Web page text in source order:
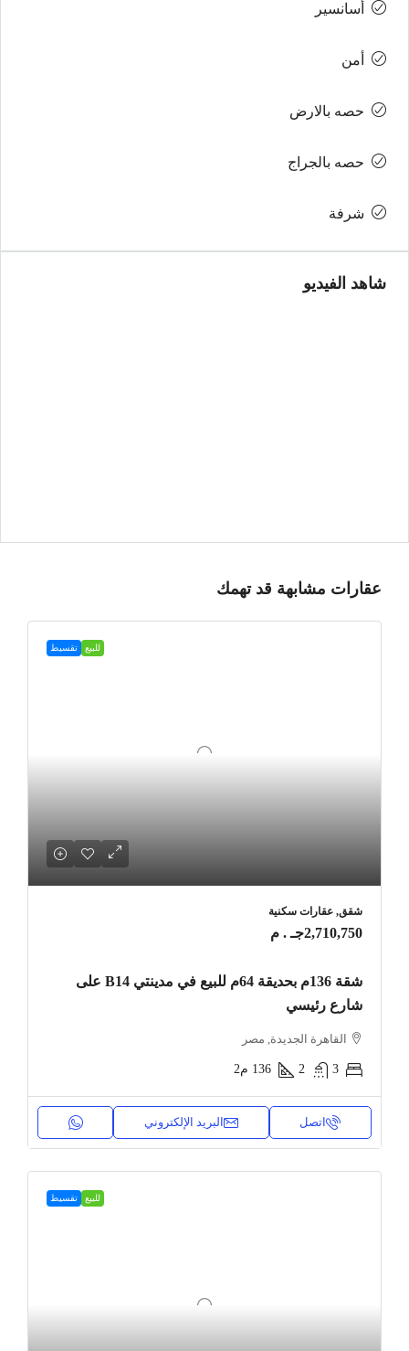
أسانسير
أمن
حصه بالارض
حصه بالجراج
شرفة
شاهد الفيديو
عقارات مشابهة قد تهمك
للبيع تقسيط
شقق, عقارات سكنية
2,710,750جـ . م
شقة 136م بحديقة 64م للبيع في مدينتي B14 على
شارع رئيسي
القاهرة الجديدة, مصر
3
2
136 م2
اتصل البريد الإلكتروني
للبيع تقسيط